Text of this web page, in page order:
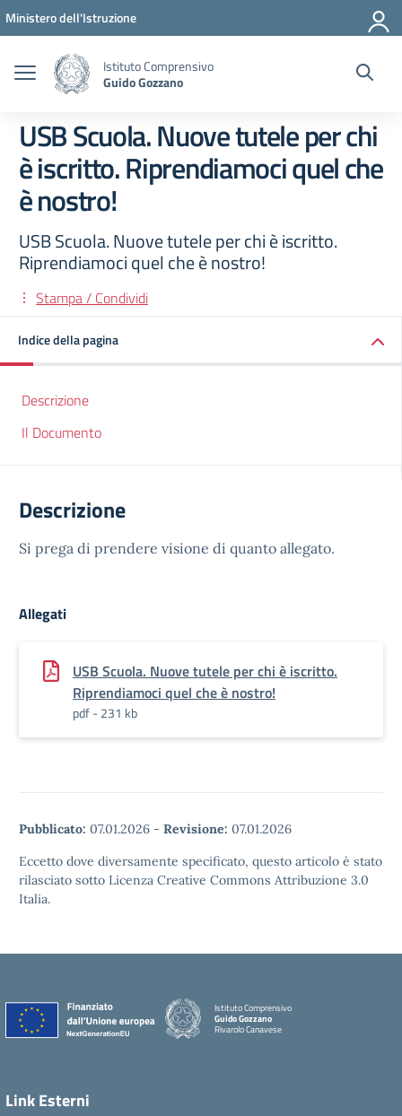
Vai ai contenuti
Vai al menu di navigazione
Vai al footer
Ministero dell'Istruzione
Istituto Comprensivo
Guido Gozzano
USB Scuola. Nuove tutele per chi
è iscritto. Riprendiamoci quel che
è nostro!
USB Scuola. Nuove tutele per chi è iscritto.
Riprendiamoci quel che è nostro!
Stampa / Condividi
Indice della pagina
Descrizione
Il Documento
Descrizione
Si prega di prendere visione di quanto allegato.
Allegati
USB Scuola. Nuove tutele per chi è iscritto.
Riprendiamoci quel che è nostro!
pdf - 231 kb
Pubblicato: 07.01.2026 - Revisione: 07.01.2026
Eccetto dove diversamente specificato, questo articolo è stato
rilasciato sotto Licenza Creative Commons Attribuzione 3.0
Italia.
Istituto Comprensivo
Guido Gozzano
Rivarolo Canavese
Link Esterni